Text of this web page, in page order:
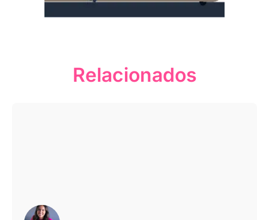
Relacionados